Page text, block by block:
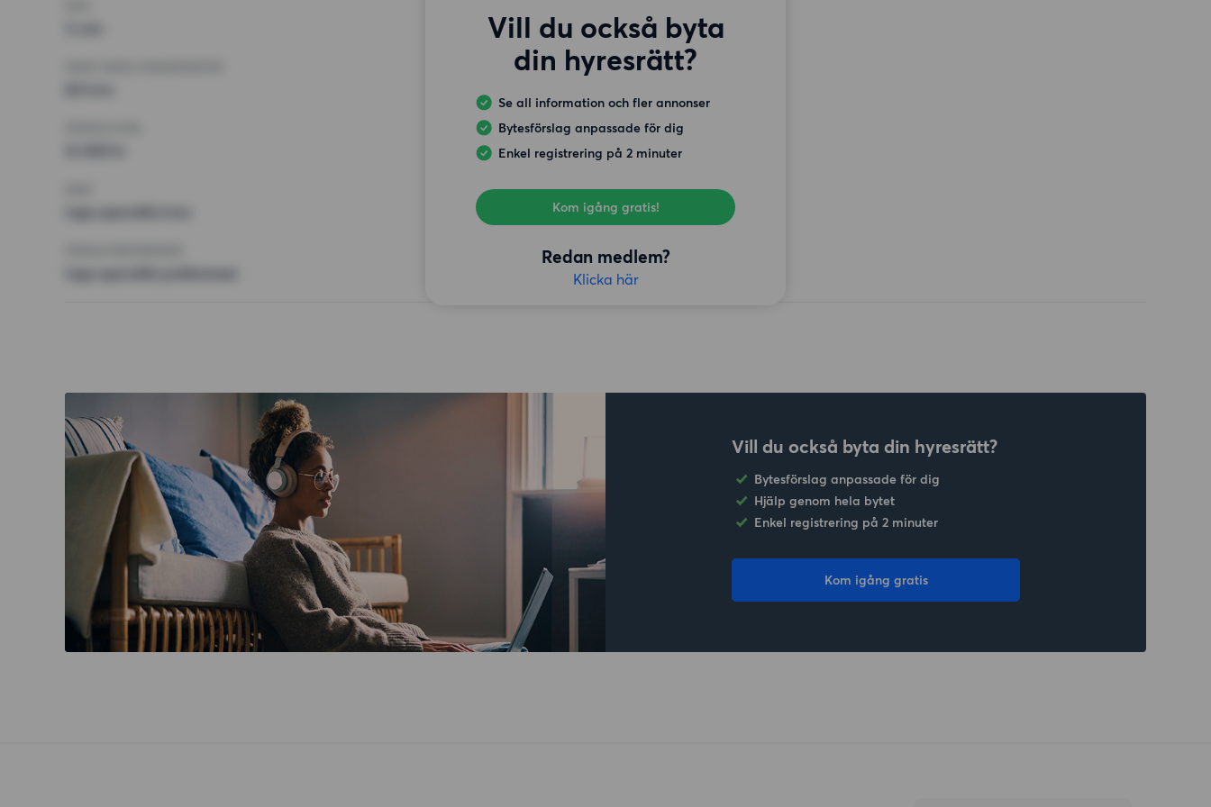
Vill du också byta
din hyresrätt?
Se all information och fler annonser
Bytesförslag anpassade för dig
Enkel registrering på 2 minuter
Kom igång gratis!
Redan medlem?
Klicka här
Vill du också byta din hyresrätt?
Bytesförslag anpassade för dig
Hjälp genom hela bytet
Enkel registrering på 2 minuter
Kom igång gratis